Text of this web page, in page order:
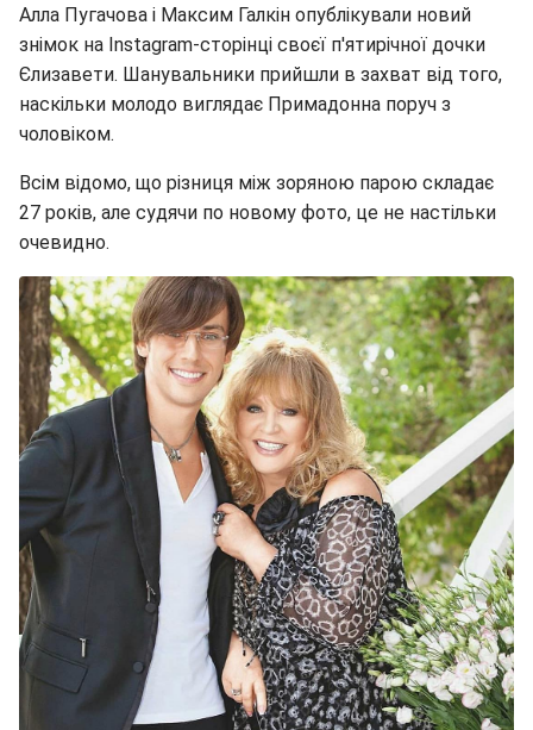
Алла Пугачова і Максим Галкін опублікували новий
знімок на Instagram-сторінці своєї п'ятирічної дочки
Єлизавети. Шанувальники прийшли в захват від того,
наскільки молодо виглядає Примадонна поруч з
чоловіком.
Всім відомо, що різниця між зоряною парою складає
27 років, але судячи по новому фото, це не настільки
очевидно.